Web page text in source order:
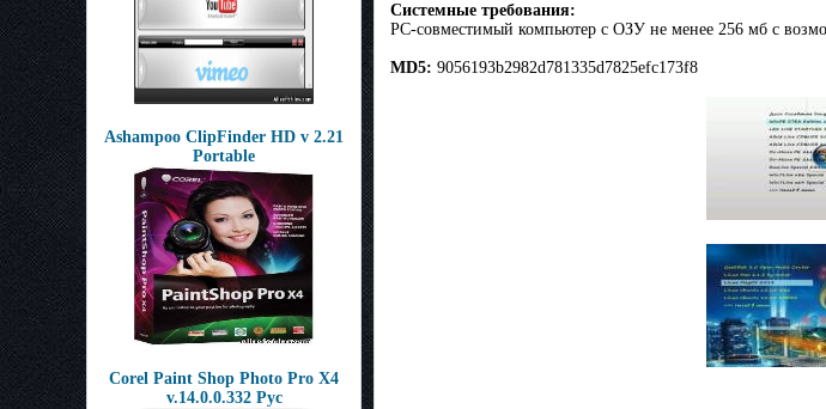
Ashampoo ClipFinder HD v 2.21
Portable
Corel Paint Shop Photo Pro X4
v.14.0.0.332 Рус
Системные требования:
PC-совместимый компьютер с ОЗУ не менее 256 мб с
MD5: 9056193b2982d781335d7825efc173f8